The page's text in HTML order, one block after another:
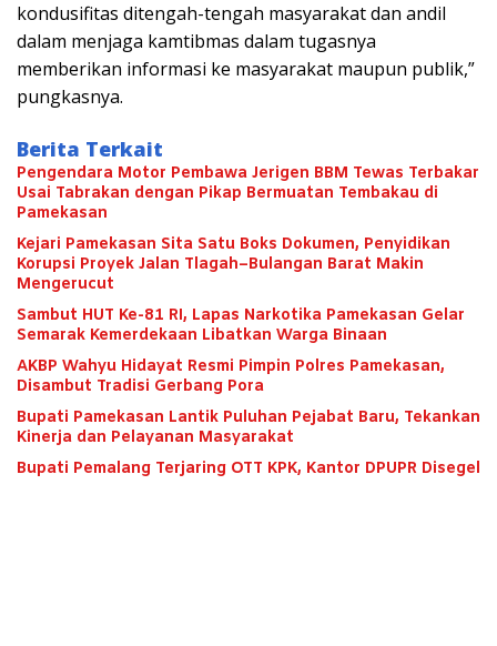
kondusifitas ditengah-tengah masyarakat dan andil
dalam menjaga kamtibmas dalam tugasnya
memberikan informasi ke masyarakat maupun publik,”
pungkasnya.
Berita Terkait
Pengendara Motor Pembawa Jerigen BBM Tewas Terbakar
Usai Tabrakan dengan Pikap Bermuatan Tembakau di
Pamekasan
Kejari Pamekasan Sita Satu Boks Dokumen, Penyidikan
Korupsi Proyek Jalan Tlagah–Bulangan Barat Makin
Mengerucut
Sambut HUT Ke-81 RI, Lapas Narkotika Pamekasan Gelar
Semarak Kemerdekaan Libatkan Warga Binaan
AKBP Wahyu Hidayat Resmi Pimpin Polres Pamekasan,
Disambut Tradisi Gerbang Pora
Bupati Pamekasan Lantik Puluhan Pejabat Baru, Tekankan
Kinerja dan Pelayanan Masyarakat
Bupati Pemalang Terjaring OTT KPK, Kantor DPUPR Disegel